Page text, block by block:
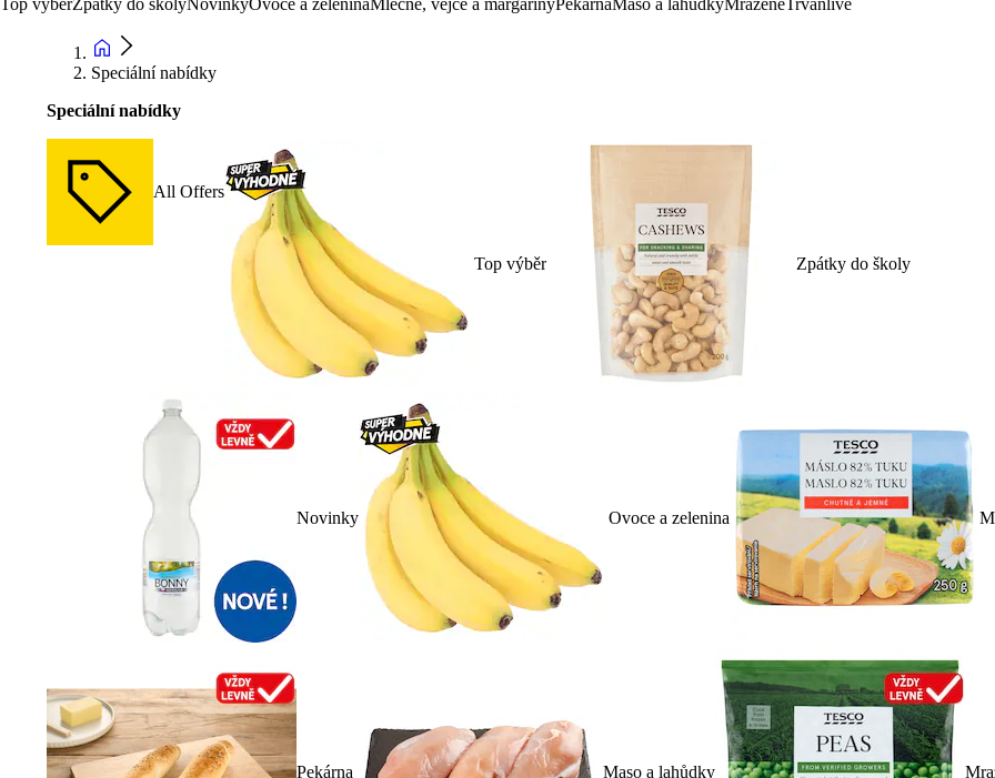
Top výběrZpátky do školyNovinkyOvoce a zeleninaMléčné, vejce a margarínyPekárnaMaso a lahůdkyMraženéTrvanlivé
Speciální nabídky
Speciální nabídky
All Offers
Top výběr Zpátky do školy
Novinky Ovoce a zelenina
Pekárna Maso a lahůdky